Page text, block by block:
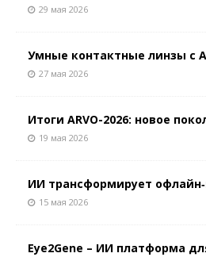
29 мая 2026
Умные контактные линзы с
27 мая 2026
Итоги ARVO-2026: новое
19 мая 2026
ИИ трансформирует
15 мая 2026
Eye2Gene – ИИ платформа